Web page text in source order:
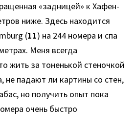
«задницей» к Хафен-
ниже. Здесь находится
(11) на 244 номера и спа
Меня всегда
жить за тоненькой стеночкой
не падают ли картины со стен,
но получить опыт пока
очень быстро